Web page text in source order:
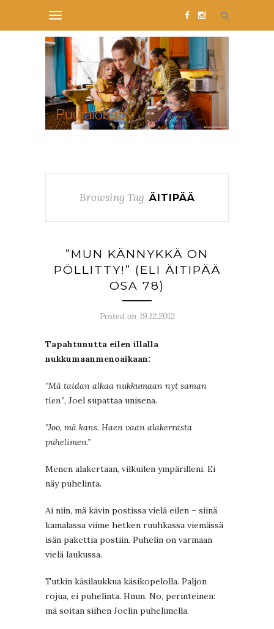
Browsing Tag ÄITIPÄÄ
”MUN KÄNNYKKÄ ON
PÖLLITTY!” (ELI ÄITIPÄÄ
OSA 78)
Posted on 19.12.2012
Tapahtunutta eilen illalla
nukkumaanmenoaikaan:
”Mä taidan alkaa nukkumaan nyt saman
tien”, Joel supattaa unisena.
”Joo, mä kans. Haen vaan alakerrasta
puhelimen.”
Menen alakertaan, vilkuilen ympärilleni. Ei
näy puhelinta.
Ai niin, mä kävin postissa vielä eilen – siinä
kamalassa viime hetken ruuhkassa viemässä
isän pakettia postiin. Puhelin on varmaan
vielä laukussa.
Tutkin käsilaukkua käsikopelolla. Paljon
rojua, ei puhelinta. Hmm. No, perinteinen:
mä soitan siihen Joelin puhelimella.